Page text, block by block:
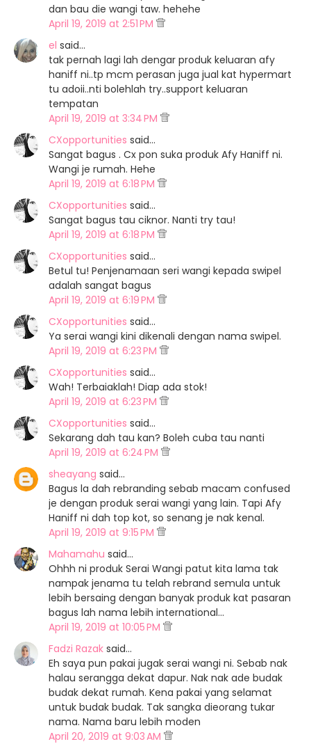
dan bau die wangi taw. hehehe
April 19, 2019 at 2:51 PM
el said…
tak pernah lagi lah dengar produk keluaran afy
haniff ni..tp mcm perasan juga jual kat hypermart
tu adoii..nti bolehlah try..support keluaran
tempatan
April 19, 2019 at 3:34 PM
CXopportunities said…
Sangat bagus . Cx pon suka produk Afy Haniff ni.
Wangi je rumah. Hehe
April 19, 2019 at 6:18 PM
CXopportunities said…
Sangat bagus tau ciknor. Nanti try tau!
April 19, 2019 at 6:18 PM
CXopportunities said…
Betul tu! Penjenamaan seri wangi kepada swipel
adalah sangat bagus
April 19, 2019 at 6:19 PM
CXopportunities said…
Ya serai wangi kini dikenali dengan nama swipel.
April 19, 2019 at 6:23 PM
CXopportunities said…
Wah! Terbaiaklah! Diap ada stok!
April 19, 2019 at 6:23 PM
CXopportunities said…
Sekarang dah tau kan? Boleh cuba tau nanti
April 19, 2019 at 6:24 PM
sheayang said…
Bagus la dah rebranding sebab macam confused
je dengan produk serai wangi yang lain. Tapi Afy
Haniff ni dah top kot, so senang je nak kenal.
April 19, 2019 at 9:15 PM
Mahamahu said…
Ohhh ni produk Serai Wangi patut kita lama tak
nampak jenama tu telah rebrand semula untuk
lebih bersaing dengan banyak produk kat pasaran
bagus lah nama lebih international...
April 19, 2019 at 10:05 PM
Fadzi Razak said…
Eh saya pun pakai jugak serai wangi ni. Sebab nak
halau serangga dekat dapur. Nak nak ade budak
budak dekat rumah. Kena pakai yang selamat
untuk budak budak. Tak sangka dieorang tukar
nama. Nama baru lebih moden
April 20, 2019 at 9:03 AM